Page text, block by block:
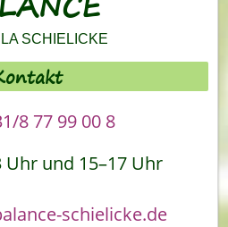
SCHIELICKE
8 77 99 00 8
Uhr und 15–17 Uhr
schielicke.de